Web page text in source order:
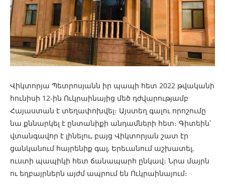
Վիկտորյա Պետրոսյանն իր պապի հետ 2022 թվականի
հունիսի 12-ին Ուկրաինայից մեծ դժվարությամբ
Հայաստան է տեղափոխվել։ Այստեղ գալու որոշումը
նա քննարկել է ընտանիքի անդամների հետ։ Գիտեին՝
վտանգավոր է լինելու, բայց Վիկտորյան շատ էր
ցանկանում հայրենիք գալ, Երեւանում աշխատել,
ուստի պապիկի հետ ճանապարհ ընկավ։ Նրա մայրն
ու եղբայրներն այժմ ապրում են Ուկրաինայում։